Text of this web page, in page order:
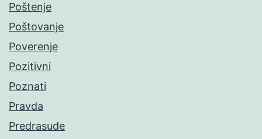
Poštenje
Poštovanje
Poverenje
Pozitivni
Poznati
Pravda
Predrasude